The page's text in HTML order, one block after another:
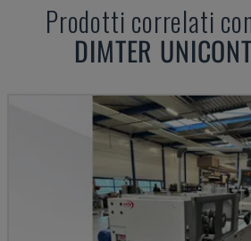
Prodotti correlati
DIMTER